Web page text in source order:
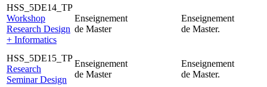
HSS_5DE14_TP
Workshop
Research Design
+ Informatics
Enseignement
de Master
Enseignement
de Master.
HSS_5DE15_TP
Research
Seminar Design
Enseignement
de Master
Enseignement
de Master.